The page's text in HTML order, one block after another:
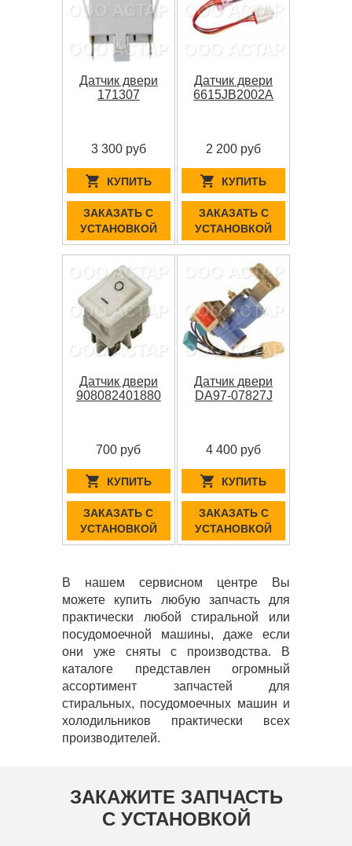
Датчик двери
171307
3 300 руб
КУПИТЬ
ЗАКАЗАТЬ С
УСТАНОВКОЙ
Датчик двери
6615JB2002A
2 200 руб
КУПИТЬ
ЗАКАЗАТЬ С
УСТАНОВКОЙ
Датчик двери
908082401880
700 руб
КУПИТЬ
ЗАКАЗАТЬ С
УСТАНОВКОЙ
Датчик двери
DA97-07827J
4 400 руб
КУПИТЬ
ЗАКАЗАТЬ С
УСТАНОВКОЙ
В нашем сервисном центре Вы
можете купить любую запчасть для
практически любой стиральной или
посудомоечной машины, даже если
они уже сняты с производства. В
каталоге представлен огромный
ассортимент запчастей для
стиральных, посудомоечных машин и
холодильников практически всех
производителей.
ЗАКАЖИТЕ ЗАПЧАСТЬ
С УСТАНОВКОЙ